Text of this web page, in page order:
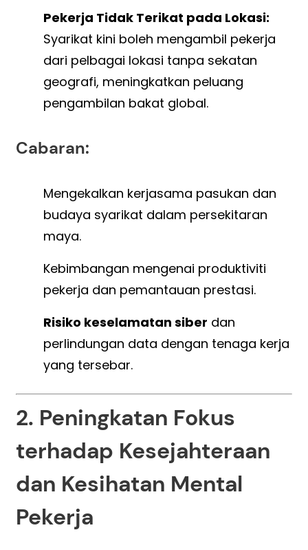
Pekerja Tidak Terikat pada Lokasi:
Syarikat kini boleh mengambil pekerja
dari pelbagai lokasi tanpa sekatan
geografi, meningkatkan peluang
pengambilan bakat global.
Cabaran:
Mengekalkan kerjasama pasukan dan
budaya syarikat dalam persekitaran
maya.
Kebimbangan mengenai produktiviti
pekerja dan pemantauan prestasi.
Risiko keselamatan siber dan
perlindungan data dengan tenaga kerja
yang tersebar.
2. Peningkatan Fokus
terhadap Kesejahteraan
dan Kesihatan Mental
Pekerja